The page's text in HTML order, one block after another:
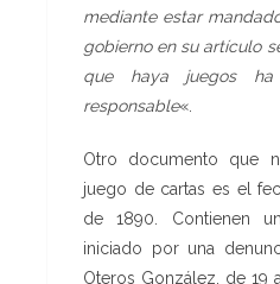
mediante estar
gobierno en su artículo
que haya juegos
responsable«.
Otro documento que
juego de cartas es el
de 1890. Contienen
iniciado por una
Oteros González, de 19